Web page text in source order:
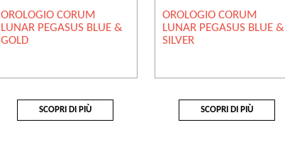
OROLOGIO CORUM
LUNAR PEGASUS BLUE &
GOLD
SCOPRI DI PIÙ
OROLOGIO CORUM
LUNAR PEGASUS BLUE &
SILVER
SCOPRI DI PIÙ